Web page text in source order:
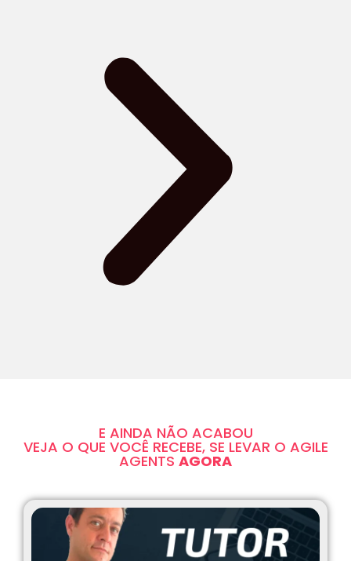
E AINDA NÃO ACABOU
VEJA O QUE VOCÊ RECEBE, SE LEVAR O AGILE
AGENTS AGORA